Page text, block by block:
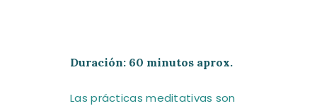
Duración: 60 minutos aprox.
Las prácticas meditativas son